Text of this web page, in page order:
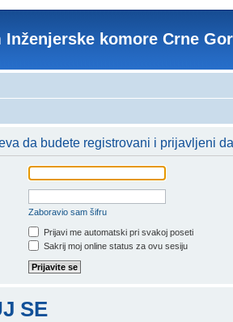
Inženjerske komore Crne
da budete registrovani i prijavljeni
Zaboravio sam šifru
Prijavi me automatski pri svakoj poseti
Sakrij moj online status za ovu sesiju
SE